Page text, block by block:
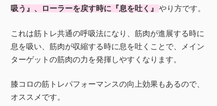
吸う』、ローラーを戻す時に『息を吐く』
やり方です。
これは筋トレ共通の呼吸法になり、筋肉が進展する時に
息を吸い、筋肉が収縮する時に息を吐くことで、メイン
ターゲットの筋肉の力を発揮しやすくなります。
膝コロの筋トレパフォーマンスの向上効果もあるので、
オススメです。